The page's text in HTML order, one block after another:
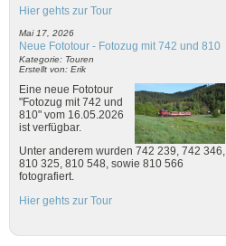
Hier gehts zur Tour
Mai 17, 2026
Neue Fototour - Fotozug mit 742 und 810
Kategorie: Touren
Erstellt von: Erik
Eine neue Fototour
"Fotozug mit 742 und
810" vom 16.05.2026
ist verfügbar.
Unter anderem wurden 742 239, 742 346,
810 325, 810 548, sowie 810 566
fotografiert.
Hier gehts zur Tour